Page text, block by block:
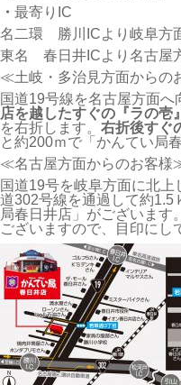
・ 最寄りIC
名二環 勝川ICより岐阜方
東名 春日井ICより名古屋
≪土岐・多治見方面からの
国道19号線を名古屋方面へ
店を越したすぐの『ラの壱』
を右折します。 右折後すぐ
と約200ｍで「かんてい局
≪名古屋方面からのお客様
国道19号を岐阜方面に北上
道302号線を通過して約1.5
局春日井店」がございます。
ございますので、目印にし